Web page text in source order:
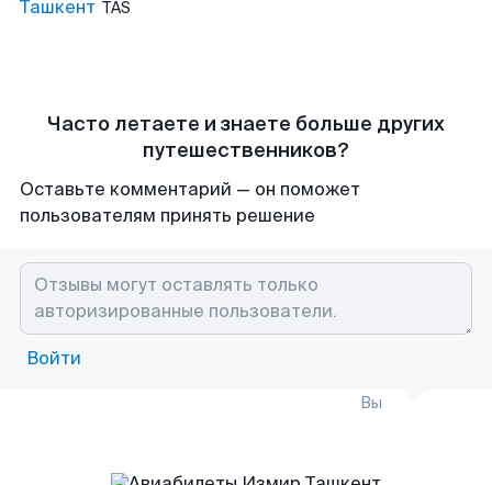
Ташкент TAS
Часто летаете и знаете больше других
путешественников?
Оставьте комментарий — он поможет
пользователям принять решение
Войти
Вы